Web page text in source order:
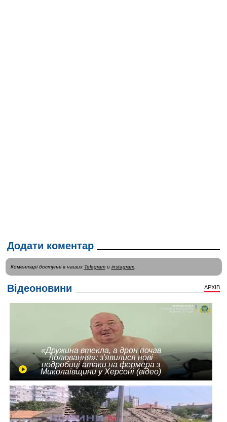
Додати коментар
Коментарі доступні в наших Telegramи instagram.
Відеоновини АРХІВ
«Дружина втекла, а дрон почав
полювання»: з'явилися нові
подробиці атаки на фермера з
Миколаївщини у Херсоні (відео)